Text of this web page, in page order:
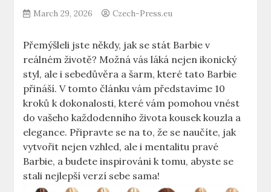
March 29, 2026 Czech-Press.eu
Přemýšleli jste někdy, jak se stát Barbie v
reálném životě? Možná vás láká nejen ikonický
styl, ale i sebedůvěra a šarm, které tato Barbie
přináší. V tomto článku vám představíme 10
kroků k dokonalosti, které vám pomohou vnést
do vašeho každodenního života kousek kouzla a
elegance. Připravte se na to, že se naučíte, jak
vytvořit nejen vzhled, ale i mentalitu pravé
Barbie, a budete inspirováni k tomu, abyste se
stali nejlepší verzí sebe sama!